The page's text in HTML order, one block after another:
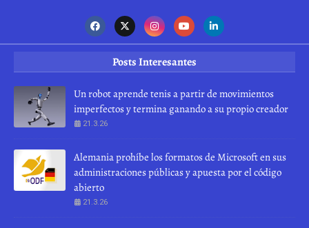
Posts Interesantes
Un robot aprende tenis a partir de movimientos
imperfectos y termina ganando a su propio creador
21.3.26
Alemania prohíbe los formatos de Microsoft en sus
administraciones públicas y apuesta por el código
abierto
21.3.26